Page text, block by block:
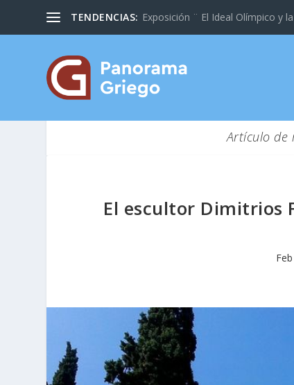
TENDENCIAS: Exposición ¨ El Ideal Olímpico y
Artículo de
El escultor Dimitrios